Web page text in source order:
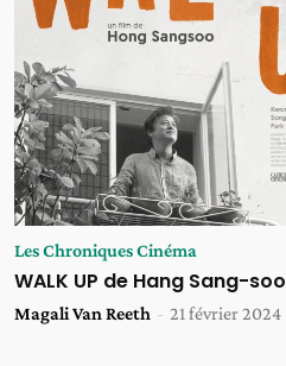
Les Chroniques Cinéma
WALK UP de Hang Sang-soo
Magali Van Reeth - 21 février 2024